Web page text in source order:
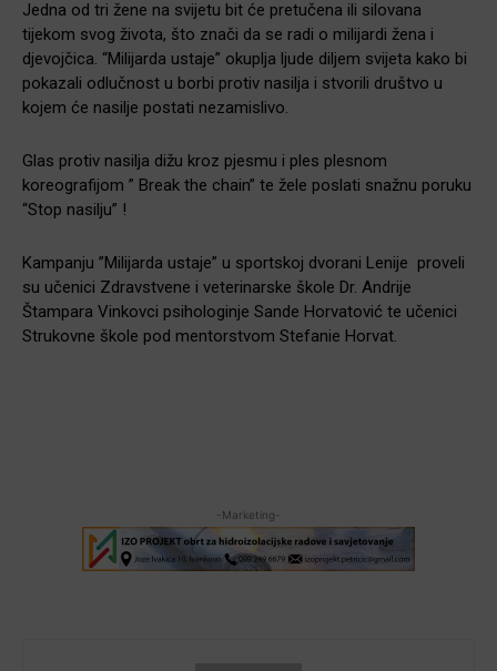
Jedna od tri žene na svijetu bit će pretučena ili silovana
tijekom svog života, što znači da se radi o milijardi žena i
djevojčica. “Milijarda ustaje” okuplja ljude diljem svijeta kako bi
pokazali odlučnost u borbi protiv nasilja i stvorili društvo u
kojem će nasilje postati nezamislivo.
Glas protiv nasilja dižu kroz pjesmu i ples plesnom
koreografijom ” Break the chain” te žele poslati snažnu poruku
“Stop nasilju” !
Kampanju ”Milijarda ustaje” u sportskoj dvorani Lenije proveli
su učenici Zdravstvene i veterinarske škole Dr. Andrije
Štampara Vinkovci psihologinje Sande Horvatović te učenici
Strukovne škole pod mentorstvom Stefanie Horvat.
-Marketing-